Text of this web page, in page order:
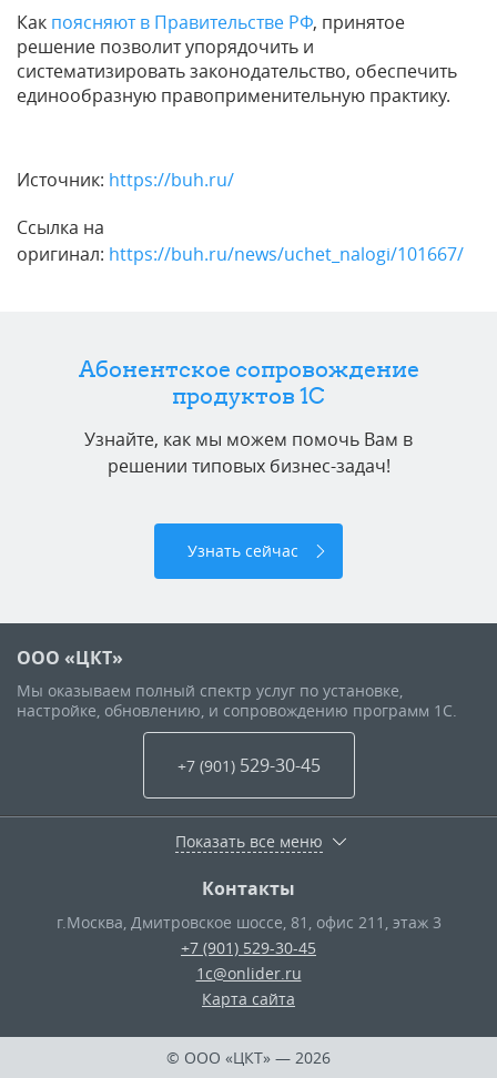
Как поясняют в Правительстве РФ, принятое
решение позволит упорядочить и
систематизировать законодательство, обеспечить
единообразную правоприменительную практику.
Источник: https://buh.ru/
Ссылка на
оригинал: https://buh.ru/news/uchet_nalogi/101667/
Абонентское сопровождение
продуктов 1C
Узнайте, как мы можем помочь Вам в
решении типовых бизнес-задач!
Узнать сейчас
ООО «ЦКТ»
Мы оказываем полный спектр услуг по установке,
настройке, обновлению, и сопровождению программ 1С.
+7 (901) 529-30-45
Показать все меню
Контакты
г.Москва Дмитровское шоссе, 81, офис 211, этаж 3
+7 (901) 529-30-45
1c@onlider.ru
Карта сайта
© ООО «ЦКТ» — 2026